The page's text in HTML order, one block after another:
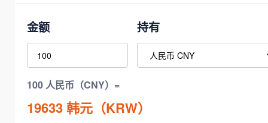
金额 持有
100 人民币（CNY）=
19633韩元（KRW）